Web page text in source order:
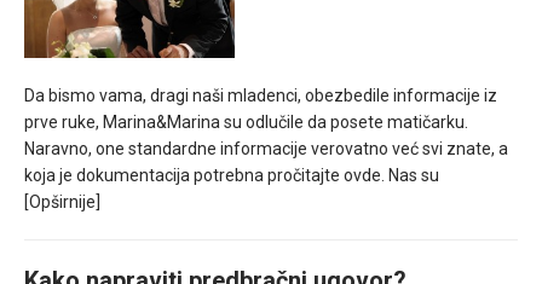
Da bismo vama, dragi naši mladenci, obezbedile informacije iz
prve ruke, Marina&Marina su odlučile da posete matičarku.
Naravno, one standardne informacije verovatno već svi znate, a
koja je dokumentacija potrebna pročitajte ovde. Nas su
[Opširnije]